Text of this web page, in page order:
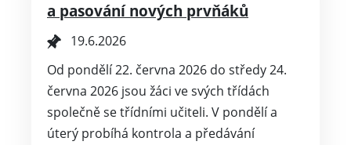
a pasování nových prvňáků
19.6.2026
Od pondělí 22. června 2026 do středy 24.
června 2026 jsou žáci ve svých třídách
společně se třídními učiteli. V pondělí a
úterý probíhá kontrola a předávání